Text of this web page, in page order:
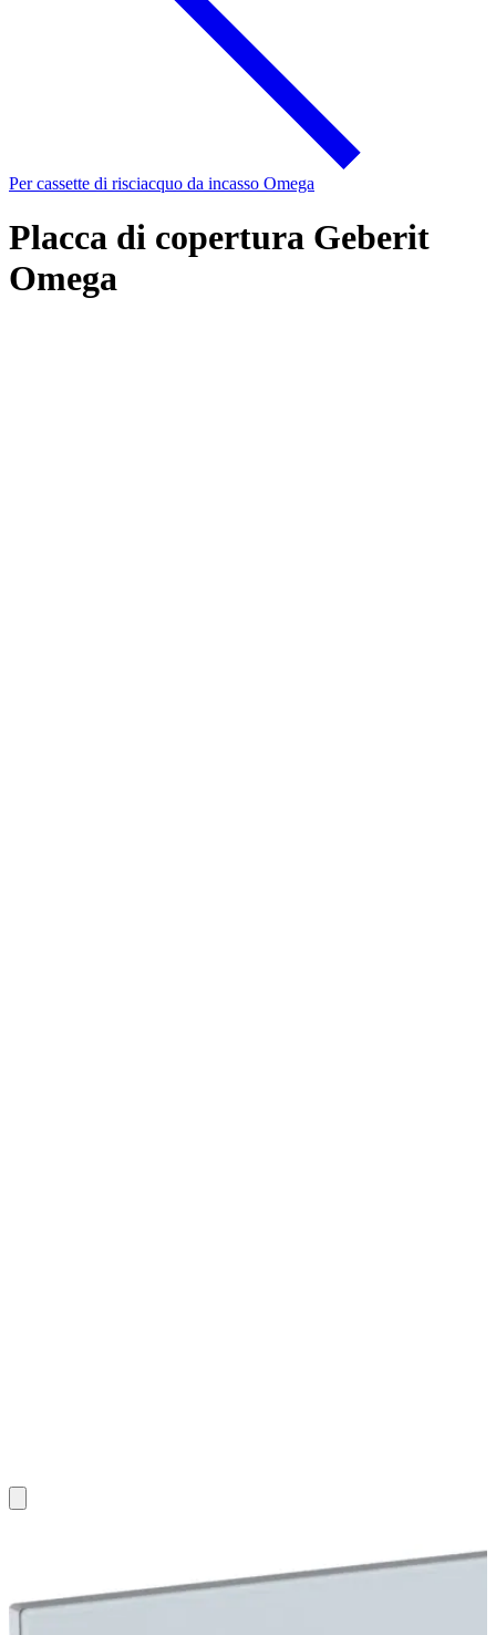
Per cassette di risciacquo da incasso Omega
Placca di copertura Geberit
Omega